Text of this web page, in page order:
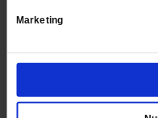
Marketing
Crossing Over:
lassen sich von
inspirieren /mehr